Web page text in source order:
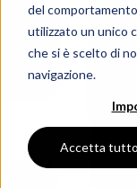
del
utilizzato un unico
che si è scelto di
navigazione.
Accetta tutto